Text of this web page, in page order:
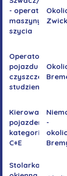
- operator
maszyny do
szycia
Operator/
pojazdu do
czyszczenia
studzienek
Kierowanie
pojazdem
kategorii
C+E
-
Stolarka